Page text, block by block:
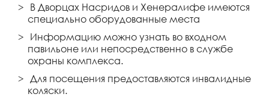
В Дворцах Насридов и Хенералифе имеются
специально оборудованные места
Информацию можно узнать во входном
павильоне или непосредственно в службе
охраны комплекса.
Для посещения предоставляются инвалидные
коляски.